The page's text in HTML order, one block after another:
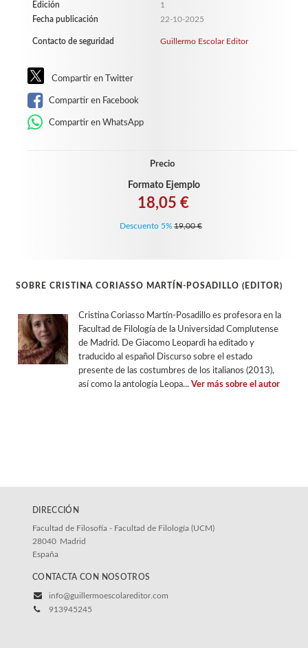
Edición
1
Fecha publicación
22-10-2025
Contacto de seguridad Guillermo Escolar Editor
Compartir en Twitter
Compartir en Facebook
Compartir en WhatsApp
Precio
Formato Ejemplo
18,05 €
Descuento 5% 19,00 €
SOBRE CRISTINA CORIASSO MARTÍN-POSADILLO (EDITOR)
Cristina Coriasso Martín-Posadillo es profesora en la
Facultad de Filología de la Universidad Complutense
de Madrid. De Giacomo Leopardi ha editado y
traducido al español Discurso sobre el estado
presente de las costumbres de los italianos (2013),
así como la antología Leopa... Ver más sobre el autor
DIRECCIÓN
Facultad de Filosofía - Facultad de Filología (UCM)
28040 Madrid
España
CONTACTA CON NOSOTROS
info@guillermoescolareditor.com
913945245